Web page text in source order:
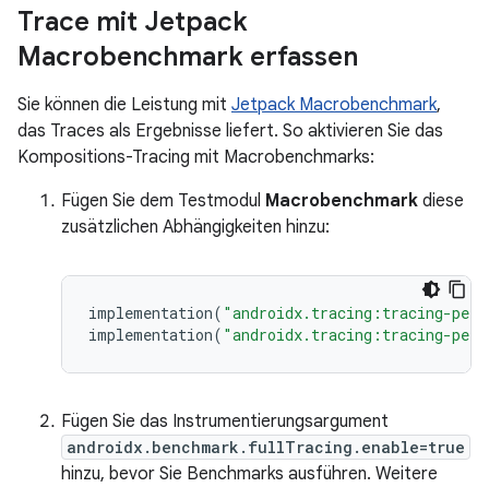
Trace mit Jetpack
Macrobenchmark erfassen
Sie können die Leistung mit Jetpack Macrobenchmark,
das Traces als Ergebnisse liefert. So aktivieren Sie das
Kompositions-Tracing mit Macrobenchmarks:
Fügen Sie dem Testmodul Macrobenchmark diese
zusätzlichen Abhängigkeiten hinzu:
implementation( "androidx.tracing:tracing-
implementation( "androidx.tracing:tracing-
Fügen Sie das Instrumentierungsargument
androidx.benchmark.fullTracing.enable=true
hinzu, bevor Sie Benchmarks ausführen. Weitere